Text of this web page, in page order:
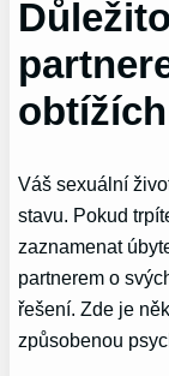
obtížích
Váš sexuální
stavu. Pokud
zaznamenat
partnerem o
řešení. Zde je
způsobenou